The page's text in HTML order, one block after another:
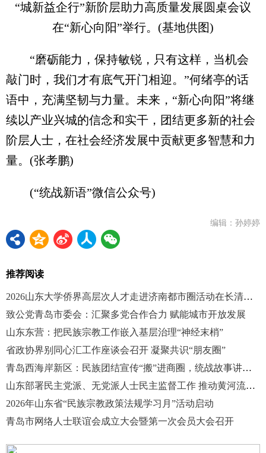
“城新益企行”新阶层助力高质量发展圆桌会议
在“新心向阳”举行。(基地供图)
“磨砺能力，保持敏锐，只有这样，当机会
敲门时，我们才有底气开门相迎。”何绪亭的话
语中，充满坚韧与力量。未来，“新心向阳”将继
续以产业兴城的信念和实干，团结更多新的社会
阶层人士，在社会经济发展中贡献更多智慧和力
量。(张孝鹏)
(“统战新语”微信公众号)
编辑：孙婷婷
推荐阅读
2026山东大学侨界高层次人才走进济南都市圈活动在长清启动
致公党青岛市委会：汇聚多党合作合力 赋能城市开放发展
山东东营：把民族宗教工作嵌入基层治理“神经末梢”
省政协界别同心汇工作座谈会召开 凝聚共识“朋友圈”
青岛西海岸新区：民族团结宣传“搬”进商圈，统战故事讲进民心
山东部署民主党派、无党派人士民主监督工作 推动黄河流域生态保护和高质量发展
2026年山东省“民族宗教政策法规学习月”活动启动
青岛市网络人士联谊会成立大会暨第一次会员大会召开